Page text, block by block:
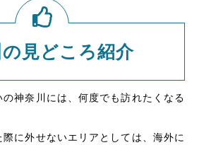
見どころ紹介
神奈川には、何度でも訪れたくなる
に外せないエリアとしては、海外に